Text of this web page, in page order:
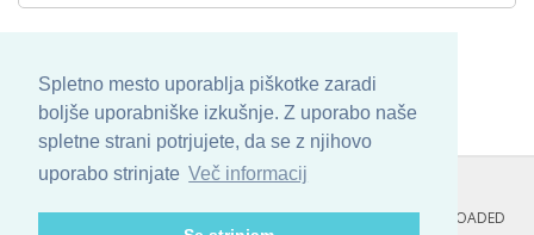
Spletno mesto uporablja piškotke zaradi
boljše uporabniške izkušnje. Z uporabo naše
spletne strani potrjujete, da se z njihovo
uporabo strinjate Več informacij
COPYRIGHT © 2013 - 2026 BYSKINBASE. ALL ARTWORK ARE UPLOADED